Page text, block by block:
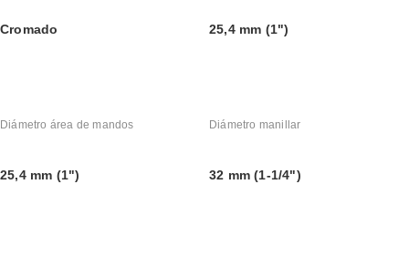
Cromado 25,4 mm (1")
Diámetro área de mandos
25,4 mm (1")
Diámetro manillar
32 mm (1-1/4")